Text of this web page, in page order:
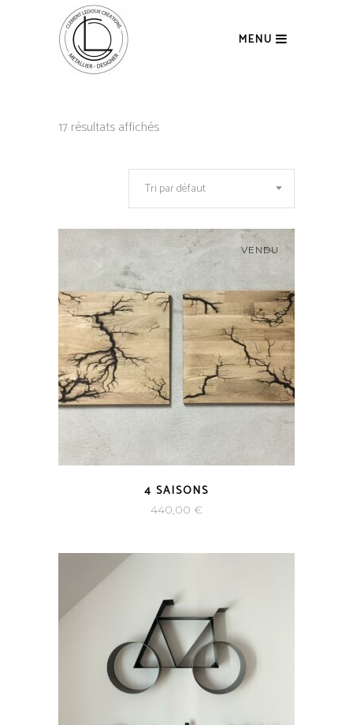
MENU
17 résultats affichés
Tri par défaut
VENDU
4 SAISONS
440,00 €